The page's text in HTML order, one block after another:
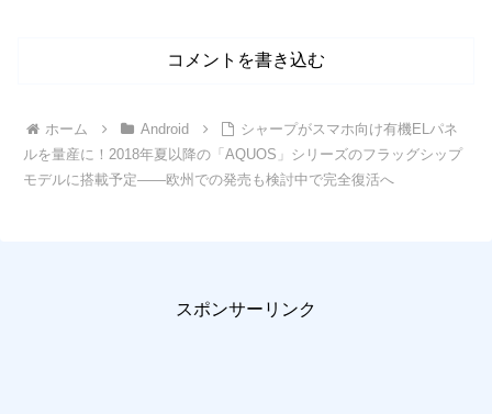
コメントを書き込む
ホーム Android
シャープがスマホ向け有機ELパネ
ルを量産に！2018年夏以降の「AQUOS」シリーズのフラッグシップ
モデルに搭載予定――欧州での発売も検討中で完全復活へ
スポンサーリンク